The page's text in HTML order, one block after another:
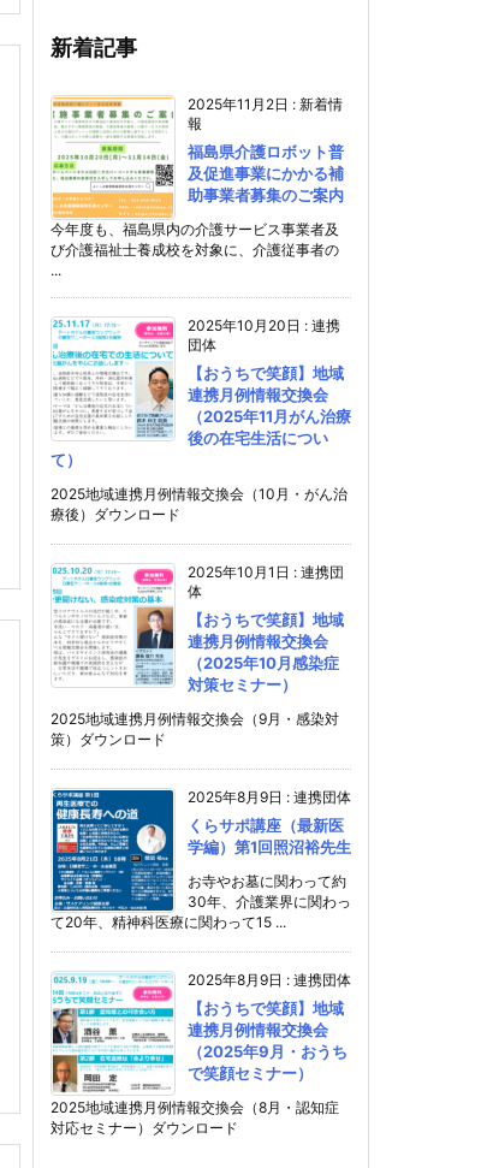
新着記事
2025年11月2日 : 新着情
報
福島県介護ロボット普
及促進事業にかかる補
助事業者募集のご案内
今年度も、福島県内の介護サービス事業者及
び介護福祉士養成校を対象に、介護従事者の
...
2025年10月20日 : 連携
団体
【おうちで笑顔】地域
連携月例情報交換会
（2025年11月がん治療
後の在宅生活につい
て）
2025地域連携月例情報交換会（10月・がん治
療後）ダウンロード
2025年10月1日 : 連携団
体
【おうちで笑顔】地域
連携月例情報交換会
（2025年10月感染症
対策セミナー）
2025地域連携月例情報交換会（9月・感染対
策）ダウンロード
2025年8月9日 : 連携団体
くらサポ講座（最新医
学編）第1回照沼裕先生
お寺やお墓に関わって約
30年、介護業界に関わっ
て20年、精神科医療に関わって15 ...
2025年8月9日 : 連携団体
【おうちで笑顔】地域
連携月例情報交換会
（2025年9月・おうち
で笑顔セミナー）
2025地域連携月例情報交換会（8月・認知症
対応セミナー）ダウンロード